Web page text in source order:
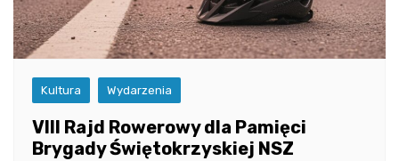
Kultura Wydarzenia
VIII Rajd Rowerowy dla Pamięci
Brygady Świętokrzyskiej NSZ